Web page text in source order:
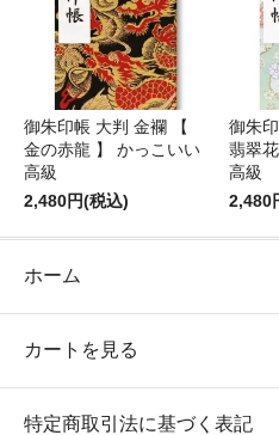
御朱印帳 大判 金襴 【
金の赤龍 】 かっこいい
高級
2,480円(税込)
御朱
翡翠
高級
2,480
ホーム
カートを見る
特定商取引法に基づく表記